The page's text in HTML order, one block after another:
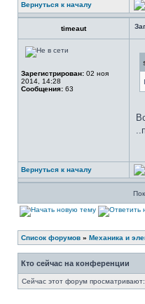
Вернуться к началу
timeaut
Зарегистрирован: 02 ноя
2014, 14:28
Сообщения: 63
Вернуться к началу
Список форумов » Механика и
Кто сейчас на конференции
Сейчас этот форум